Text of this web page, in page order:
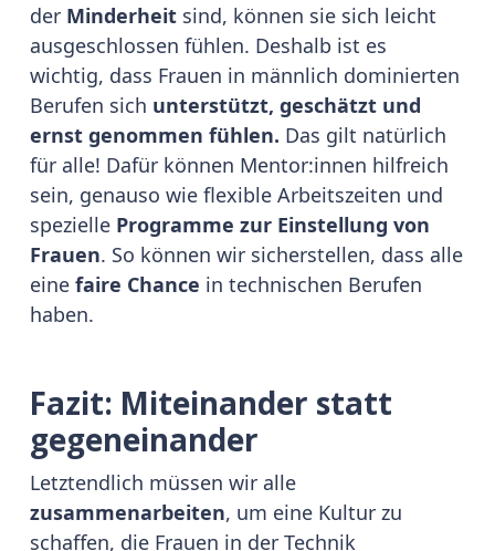
der Minderheit sind, können sie sich leicht
ausgeschlossen fühlen. Deshalb ist es
wichtig, dass Frauen in männlich dominierten
Berufen sich unterstützt, geschätzt und
ernst genommen fühlen. Das gilt natürlich
für alle! Dafür können Mentor:innen hilfreich
sein, genauso wie flexible Arbeitszeiten und
spezielle Programme zur Einstellung von
Frauen. So können wir sicherstellen, dass alle
eine faire Chance in technischen Berufen
haben.
Fazit: Miteinander statt
gegeneinander
Letztendlich müssen wir alle
zusammenarbeiten, um eine Kultur zu
schaffen, die Frauen in der Technik